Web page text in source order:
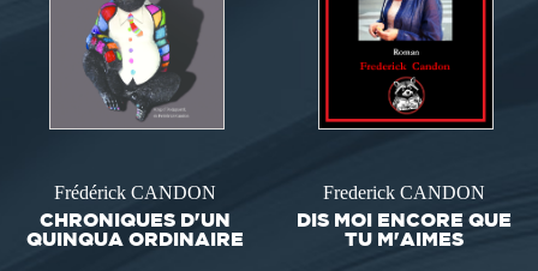
Frédérick CANDON
CHRONIQUES D'UN
QUINQUA ORDINAIRE
Frederick CANDON
DIS MOI ENCORE QUE
TU M'AIMES